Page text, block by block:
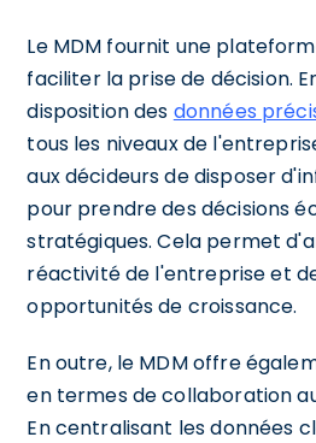
Le MDM fournit une
faciliter la prise de décision.
disposition des données
tous les niveaux de
aux décideurs de disposer
pour prendre des décisions
stratégiques. Cela permet
réactivité de l'entreprise et
opportunités de croissance.
En outre, le MDM offre
en termes de collaboration
En centralisant les données